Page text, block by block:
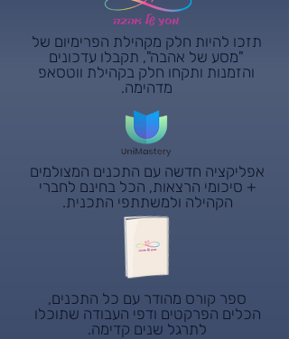
תזכו להיות חלק מקהילת הפרימיום של
"מסע של אהבה", תקבלו עדכונים
והזמנות ותקחו חלק בקהילת ווטסאפ
מדהימה.
אפליקציה חדשה עם התכנים המצולמים
+ סיכומי הרצאות, הכל בחינם לחברי
הקהילה ולמשתתפי התכנית.
ספר קורס מהודר עם כל התכנים,
הכלים הפרקטים ודפי העבודה שתוכלו
לתרגל שנים קדימה.